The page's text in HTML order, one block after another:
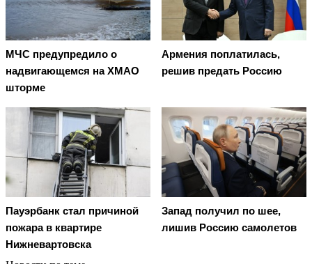
МЧС предупредило о
надвигающемся на ХМАО
шторме
Армения поплатилась,
решив предать Россию
Пауэрбанк стал причиной
пожара в квартире
Нижневартовска
Запад получил по шее,
лишив Россию самолетов